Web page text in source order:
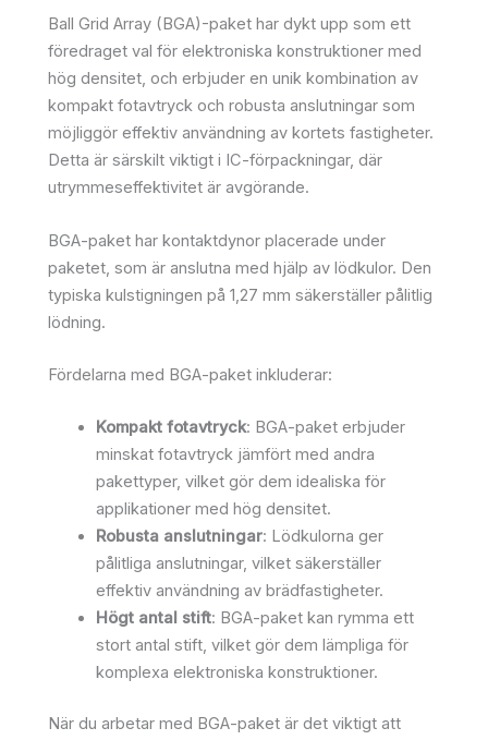
Ball Grid Array (BGA)-paket har dykt upp som ett
föredraget val för elektroniska konstruktioner med
hög densitet, och erbjuder en unik kombination av
kompakt fotavtryck och robusta anslutningar som
möjliggör effektiv användning av kortets fastigheter.
Detta är särskilt viktigt i IC-förpackningar, där
utrymmeseffektivitet är avgörande.
BGA-paket har kontaktdynor placerade under
paketet, som är anslutna med hjälp av lödkulor. Den
typiska kulstigningen på 1,27 mm säkerställer pålitlig
lödning.
Fördelarna med BGA-paket inkluderar:
Kompakt fotavtryck: BGA-paket erbjuder
minskat fotavtryck jämfört med andra
pakettyper, vilket gör dem idealiska för
applikationer med hög densitet.
Robusta anslutningar: Lödkulorna ger
pålitliga anslutningar, vilket säkerställer
effektiv användning av brädfastigheter.
Högt antal stift: BGA-paket kan rymma ett
stort antal stift, vilket gör dem lämpliga för
komplexa elektroniska konstruktioner.
När du arbetar med BGA-paket är det viktigt att